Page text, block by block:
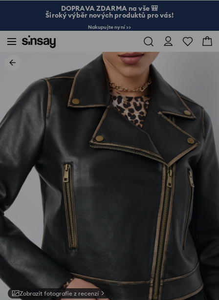
DOPRAVA ZDARMA na vše 🎒
Široký výběr nových produktů pro vás!
Nakupujte nyní >>
Zobrazit fotografie z recenzí